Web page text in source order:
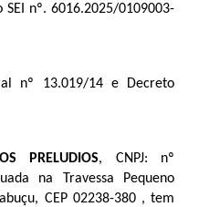
nº. 6016.2025/0109003-
nº 13.019/14 e Decreto
PRELUDIOS, CNPJ: nº
na Travessa Pequeno
CEP 02238-380 , tem